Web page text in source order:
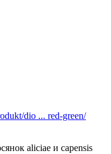
dio ... red-green/
aliciae и capensis